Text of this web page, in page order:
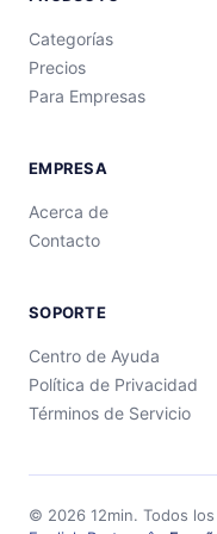
Categorías
Precios
Para Empresas
EMPRESA
Acerca de
Contacto
SOPORTE
Centro de Ayuda
Política de Privacidad
Términos de Servicio
© 2026 12min. Todos